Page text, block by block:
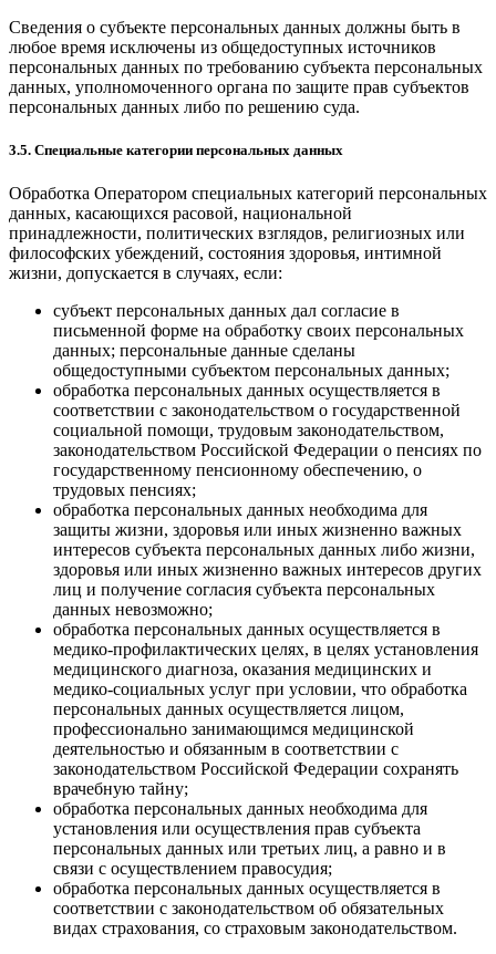
Сведения о субъекте персональных данных должны быть в
любое время исключены из общедоступных источников
персональных данных по требованию субъекта персональных
данных, уполномоченного органа по защите прав субъектов
персональных данных либо по решению суда.
3.5. Специальные категории персональных данных
Обработка Оператором специальных категорий персональных
данных, касающихся расовой, национальной
принадлежности, политических взглядов, религиозных или
философских убеждений, состояния здоровья, интимной
жизни, допускается в случаях, если:
субъект персональных данных дал согласие в
письменной форме на обработку своих персональных
данных; персональные данные сделаны
общедоступными субъектом персональных данных;
обработка персональных данных осуществляется в
соответствии с законодательством о государственной
социальной помощи, трудовым законодательством,
законодательством Российской Федерации о пенсиях по
государственному пенсионному обеспечению, о
трудовых пенсиях;
обработка персональных данных необходима для
защиты жизни, здоровья или иных жизненно важных
интересов субъекта персональных данных либо жизни,
здоровья или иных жизненно важных интересов других
лиц и получение согласия субъекта персональных
данных невозможно;
обработка персональных данных осуществляется в
медико-профилактических целях, в целях установления
медицинского диагноза, оказания медицинских и
медико-социальных услуг при условии, что обработка
персональных данных осуществляется лицом,
профессионально занимающимся медицинской
деятельностью и обязанным в соответствии с
законодательством Российской Федерации сохранять
врачебную тайну;
обработка персональных данных необходима для
установления или осуществления прав субъекта
персональных данных или третьих лиц, а равно и в
связи с осуществлением правосудия;
обработка персональных данных осуществляется в
соответствии с законодательством об обязательных
видах страхования, со страховым законодательством.